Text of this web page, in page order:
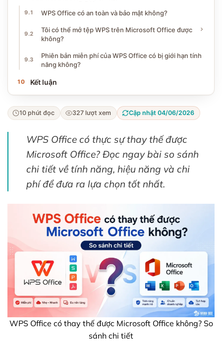
WPS Office có an toàn và bảo mật không?
Tôi có thể mở tệp WPS trên Microsoft Office được
không?
Phiên bản miễn phí của WPS Office có bị giới hạn tính
năng không?
Kết luận
10 phút đọc 327 lượt xem Cập nhật 04/06/2026
WPS Office có thực sự thay thế được
Microsoft Office? Đọc ngay bài so sánh
chi tiết về tính năng, hiệu năng và chi
phí để đưa ra lựa chọn tốt nhất.
WPS Office có thay thế được Microsoft Office không? So
sánh chi tiết